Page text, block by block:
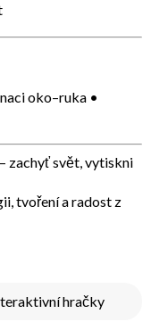
oko–ruka •
zachyť svět, vytiskni
tvoření a radost z
hračky